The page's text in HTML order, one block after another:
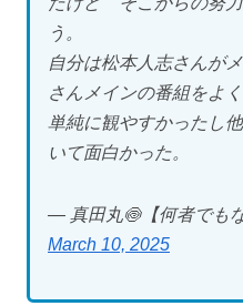
う。
自分は松本人志さんが
さんメインの番組をよく
単純に観やすかったし
いて面白かった。
— 真田丸🍥【何者でも
March 10, 2025